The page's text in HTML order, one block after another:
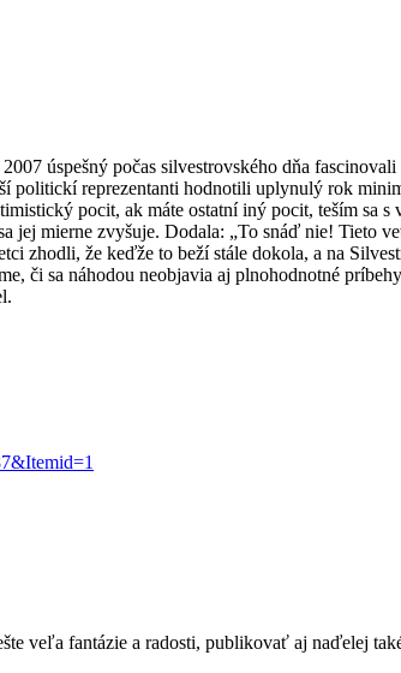
úspešný počas silvestrovského dňa
politickí reprezentanti hodnotili uplynulý rok
pocit, ak máte ostatní iný pocit, teším sa
mierne zvyšuje. Dodala: „To snáď nie! Tieto
zhodli, že keďže to beží stále dokola, a na
či sa náhodou neobjavia aj plnohodnotné
veľa fantázie a radosti, publikovať aj naďelej